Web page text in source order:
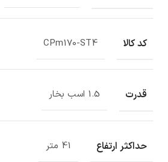
کد کالا CPm170-ST4
قدرت 1.5 اسب بخار
حداکثر ارتفاع 41 متر